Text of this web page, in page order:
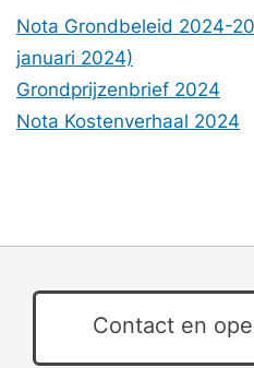
Nota Grondbeleid 2024-
januari 2024)
Grondprijzenbrief 2024
Nota Kostenverhaal 2024
Contact en